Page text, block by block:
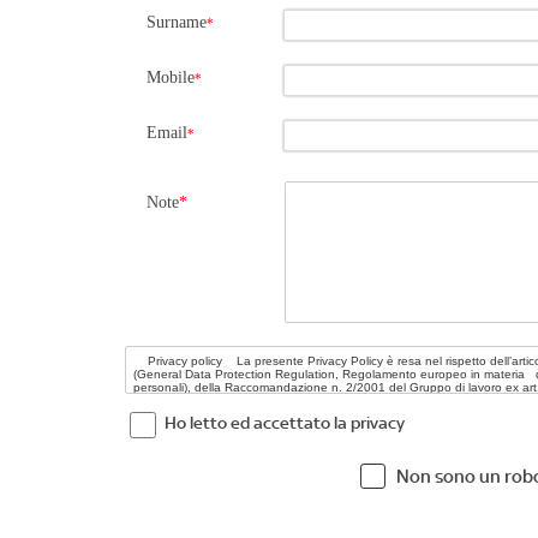
Surname*
Mobile*
Email*
Note*
Ho letto ed accettato la privacy
Non sono un